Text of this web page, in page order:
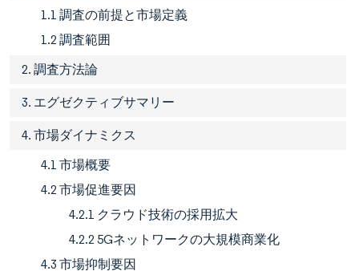
1.1 調査の前提と市場定義
1.2 調査範囲
2. 調査方法論
3. エグゼクティブサマリー
4. 市場ダイナミクス
4.1 市場概要
4.2 市場促進要因
4.2.1 クラウド技術の採用拡大
4.2.2 5Gネットワークの大規模商業化
4.3 市場抑制要因